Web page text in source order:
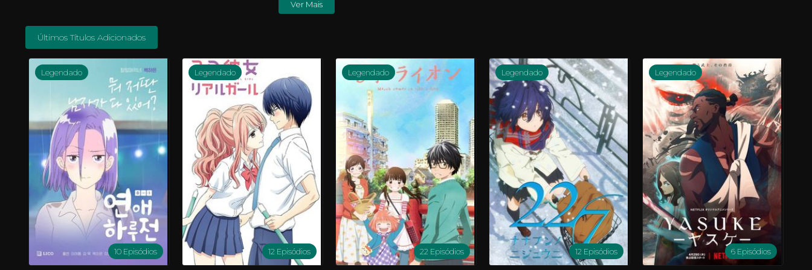
Ver Mais
Últimos Títulos Adicionados
Legendado
10 Episódios
Legendado
12 Episódios
Legendado
22 Episódios
Legendado
12 Episódios
Legendado
6 Episódios